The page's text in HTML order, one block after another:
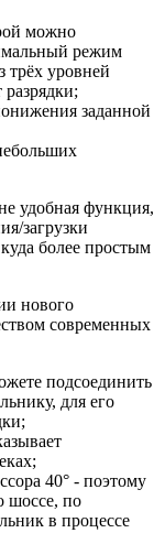
можно
режим
трёх уровней
заданной
удобная функция,
загрузки
более простым
нового
современных
подсоединить
для его
40° - поэтому
шоссе, по
в процессе